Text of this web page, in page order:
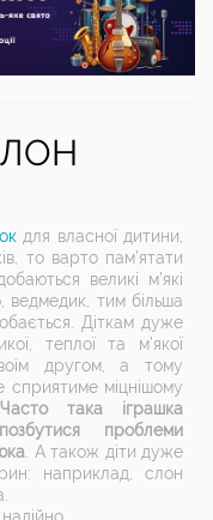
для власної дитини,
то варто пам’ятати
великі м’які
ведмедик, тим більша
Діткам дуже
теплої та м’якої
другом, а тому
сприятиме міцнішому
така іграшка
проблеми
. А також діти дуже
наприклад, слон